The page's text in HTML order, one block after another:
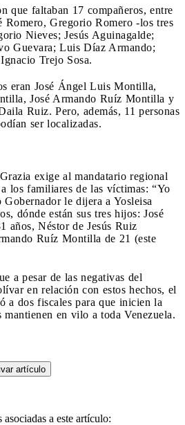
que faltaban 17 compañeros, entre
Romero, Gregorio Romero -los tres
Nieves; Jesús Aguinagalde;
Guevara; Luis Díaz Armando;
Trejo Sosa.
eran José Ángel Luis Montilla,
José Armando Ruíz Montilla y
Ruiz. Pero, además, 11 personas
ser localizadas.
exige al mandatario regional
los familiares de las víctimas: “Yo
le dijera a Yosleisa
dónde están sus tres hijos: José
años, Néstor de Jesús Ruiz
Ruíz Montilla de 21 (este
a pesar de las negativas del
en relación con estos hechos, el
a dos fiscales para que inicien la
en vilo a toda Venezuela.
artículo
a este artículo: